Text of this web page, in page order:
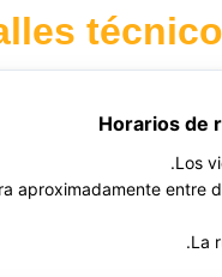
Horarios de
Los
aproximadamente entre
La